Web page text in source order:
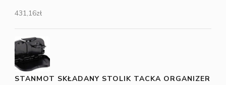
431,16zł
STANMOT SKŁADANY STOLIK TACKA ORGANIZER